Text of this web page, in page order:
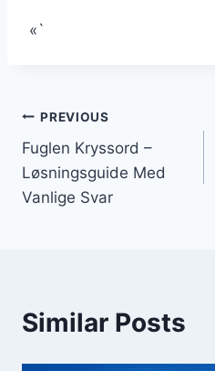
«`
PREVIOUS
Fuglen Kryssord –
Løsningsguide Med
Vanlige Svar
Similar Posts